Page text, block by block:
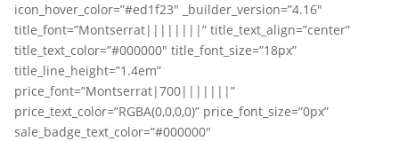
icon_hover_color=”#ed1f23″ _builder_version=”4.16″
title_font=”Montserrat||||||||” title_text_align=”center”
title_text_color=”#000000″ title_font_size=”18px”
title_line_height=”1.4em”
price_font=”Montserrat|700|||||||”
price_text_color=”RGBA(0,0,0,0)” price_font_size=”0px”
sale_badge_text_color=”#000000″